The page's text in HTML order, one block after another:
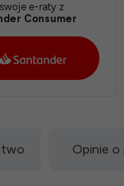
e-raty z
Consumer
Opinie o